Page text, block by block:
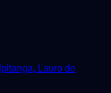
Lauro de